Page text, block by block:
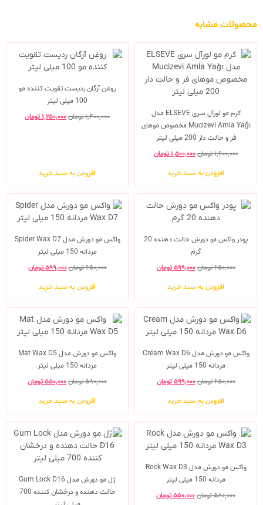
محصولات مشابه
کرم مو لورآل سری ELSEVE مدل
Mucizevi Amla Yağı مخصوص موهای
فر و حالت دار 200 میلی لیتر
۱,۶۰۰,۰۰۰تومان۱,۵۰۰,۰۰۰ تومان
افزودن به سبد خرید
روغن آرگان ردیست تقویت کننده مو
100 میلی لیتر
۱,۴۰۰,۰۰۰تومان۱,۲۵۰,۰۰۰ تومان
افزودن به سبد خرید
پودر واکس مو دورش حالت دهنده 20
گرم
۶۵۰,۰۰۰تومان۵۹۹,۰۰۰ تومان
افزودن به سبد خرید
واکس مو دورش مدل Spider Wax D7
مردانه 150 میلی لیتر
۶۵۰,۰۰۰تومان۵۹۹,۰۰۰ تومان
افزودن به سبد خرید
واکس مو دورش مدل Cream Wax D6
مردانه 150 میلی لیتر
۶۵۰,۰۰۰تومان۵۹۹,۰۰۰ تومان
افزودن به سبد خرید
واکس مو دورش مدل Mat Wax D5
مردانه 150 میلی لیتر
۵۸۰,۰۰۰تومان۵۵۰,۰۰۰تومان
افزودن به سبد خرید
واکس مو دورش مدل Rock Wax D3
مردانه 150 میلی لیتر
۵۸۰,۰۰۰تومان۵۵۰,۰۰۰تومان
ژل مو دورش مدل Gum Lock D16
حالت دهنده و درخشان کننده 700